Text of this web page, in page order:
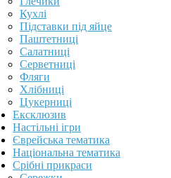
Кухлі
Підставки під яйце
Паштетниці
Салатниці
Серветниці
Фляги
Хлібниці
Цукерниці
Ексклюзив
Настільні ігри
Єврейська тематика
Національна тематика
Срібні прикраси